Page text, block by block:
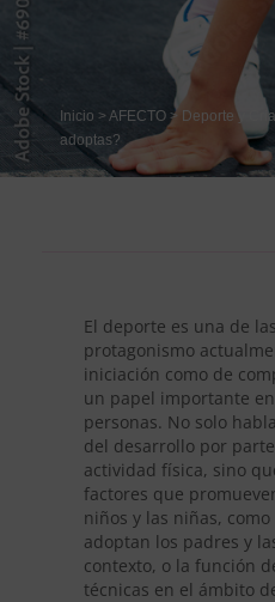
Inicio > AFECTO > Deporte y
adoptas?
El deporte es una de
protagonismo
iniciación como de
un papel importante
personas. No solo
del desarrollo por
actividad física, sino
factores que
niños y las niñas,
adoptan los padres y
contexto, o la función
técnicas en el ámbito